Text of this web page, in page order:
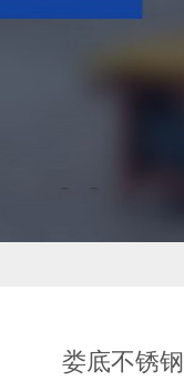
娄底不锈